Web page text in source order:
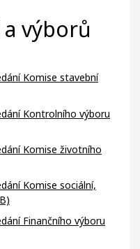
výborů
Komise stavební
Kontrolního výboru
Komise životního
Komise sociální,
Finančního výboru